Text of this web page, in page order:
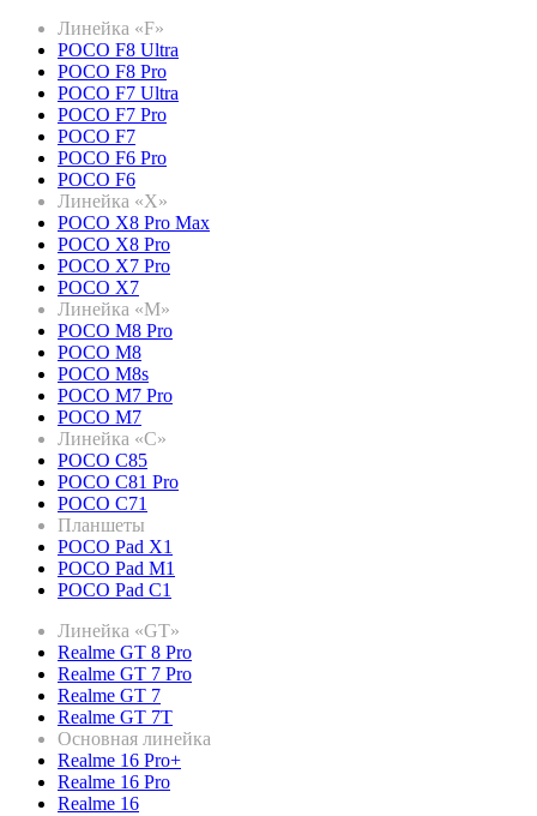
Линейка «F»
POCO F8 Ultra
POCO F8 Pro
POCO F7 Ultra
POCO F7 Pro
POCO F7
POCO F6 Pro
POCO F6
Линейка «X»
POCO X8 Pro Max
POCO X8 Pro
POCO X7 Pro
POCO X7
Линейка «M»
POCO M8 Pro
POCO M8
POCO M8s
POCO M7 Pro
POCO M7
Линейка «C»
POCO C85
POCO C81 Pro
POCO C71
Планшеты
POCO Pad X1
POCO Pad M1
POCO Pad C1
Линейка «GT»
Realme GT 8 Pro
Realme GT 7 Pro
Realme GT 7
Realme GT 7T
Основная линейка
Realme 16 Pro+
Realme 16 Pro
Realme 16